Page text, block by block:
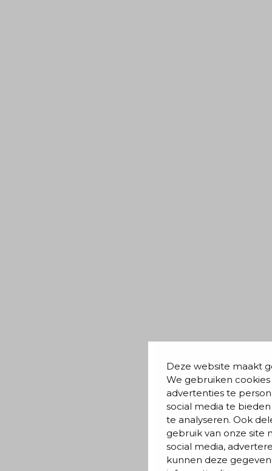
Deze website maakt
We gebruiken
advertenties te
social media te
te analyseren. Ook
gebruik van onze site
social media,
kunnen deze